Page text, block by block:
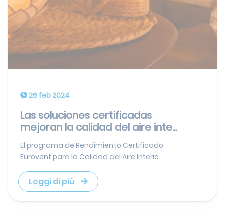
26 feb 2024
Las soluciones certificadas
mejoran la calidad del aire inte...
El programa de Rendimiento Certificado
Eurovent para la Calidad del Aire Interio...
Leggi di più